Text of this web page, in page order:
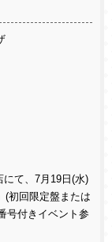
にて、7月19日(水)
(初回限定盤または
号付きイベント参